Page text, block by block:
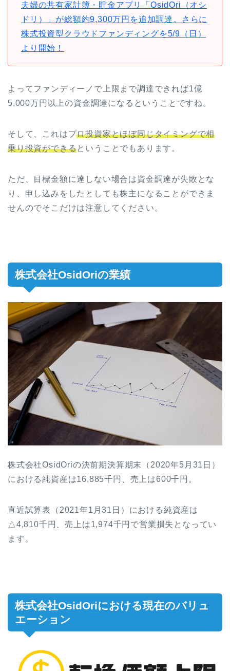
夫婦の共有家計簿・貯金アプリ「OsidOri（オシ
ドリ）」が総額約9,300万円を追加調達。さらに
株式投資型クラウドファンディングを5/9（日）
より開始！
よってファンディーノで上限まで調達できれば1億
5,000万円以上の資金調達になるということですね。
そして、これはプロ投資家とほぼ同じタイミングで相
乗り投資ができるということでもあります。
ただ、目標金額に達しない場合は資金調達が失敗とな
り、申し込みをしたとしても株主になることができま
せんのでそこだけは注意してください。
株式会社OsidOriの業績
株式会社OsidOriの決前期決算期末（2020年5月31日）
における純資産は16,885千円、売上は600千円。
直近試算表（2021年1月31日）における純資産は
△4,810千円、売上は1,974千円で営業損失となってい
ます。
株式会社OsidOriにおける現在のバリュ
エーション